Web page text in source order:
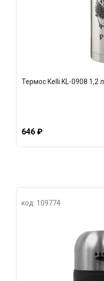
Термос Kelli KL-0908 1,2 л
646 ₽
код: 109774